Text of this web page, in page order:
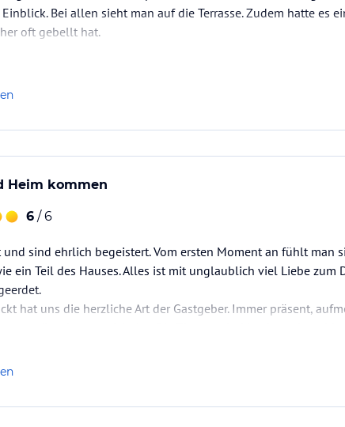
Bei allen sieht man auf die Terrasse. Zudem hatte es
oft gebellt hat.
Heim kommen
6 / 6
sind ehrlich begeistert. Vom ersten Moment an fühlt man
ein Teil des Hauses. Alles ist mit unglaublich viel Liebe zum
hat uns die herzliche Art der Gastgeber. Immer präsent,
wirklich mitgedacht…